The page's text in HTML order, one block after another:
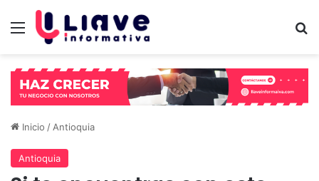
Menú
Inicio / Antioquia
Antioquia